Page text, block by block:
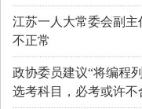
江苏一人大常委会副
不正常
政协委员建议“将编程
选考科目，必考或许不